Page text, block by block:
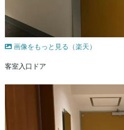
画像をもっと見る（楽天）
客室入口ドア